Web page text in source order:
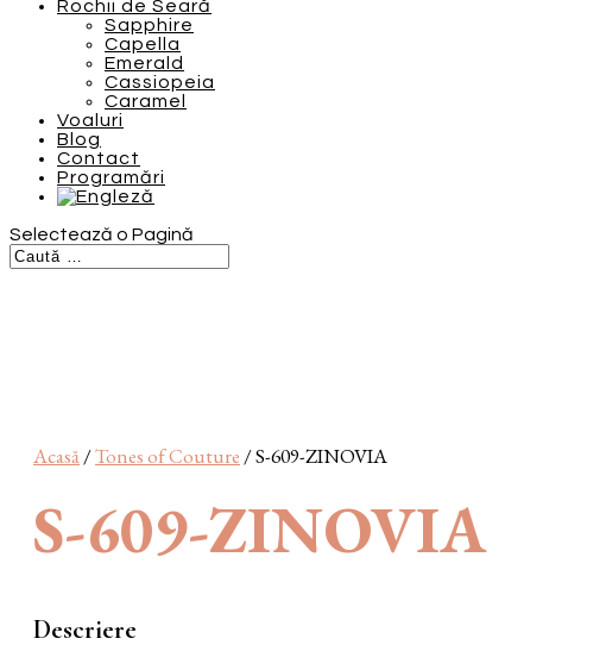
Rochii de Seară
Sapphire
Capella
Emerald
Cassiopeia
Caramel
Voaluri
Blog
Contact
Programări
Selectează o Pagină
Acasă/Tones of Couture / S-609-ZINOVIA
S-609-ZINOVIA
Descriere